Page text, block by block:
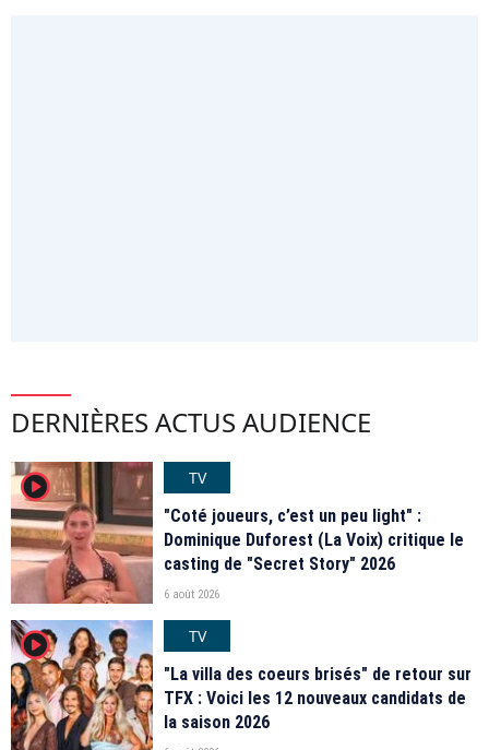
DERNIÈRES ACTUS AUDIENCE
player2
TV
"Coté joueurs, c’est un peu light" :
Dominique Duforest (La Voix) critique le
casting de "Secret Story" 2026
6 août 2026
player2
TV
"La villa des coeurs brisés" de retour sur
TFX : Voici les 12 nouveaux candidats de
la saison 2026